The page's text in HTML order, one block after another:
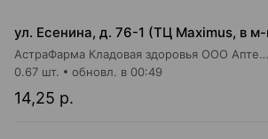
АстраФарма Кладовая здоровья ООО Аптека №9
14,25 р.
0.67 шт. обновл. в 00:49